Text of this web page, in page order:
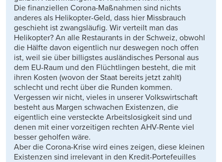
Die finanziellen Corona-Maßnahmen sind nichts
anderes als Helikopter-Geld, dass hier Missbrauch
geschieht ist zwangsläufig. Wir verteilt man das
Helikopter? An alle Restaurants in der Schweiz, obwohl
die Hälfte davon eigentlich nur deswegen noch offen
ist, weil sie über billigstes ausländisches Personal aus
dem EU-Raum und den Flüchtlingen besteht, die mit
ihren Kosten (wovon der Staat bereits jetzt zahlt)
schlecht und recht über die Runden kommen.
Vergessen wir nicht, vieles in unserer Volkswirtschaft
besteht aus Margen schwachen Existenzen, die
eigentlich eine versteckte Arbeitslosigkeit sind und
denen mit einer vorzeitigen rechten AHV-Rente viel
besser geholfen wäre.
Aber die Corona-Krise wird eines zeigen, diese kleinen
Existenzen sind irrelevant in den Kredit-Portefeuilles